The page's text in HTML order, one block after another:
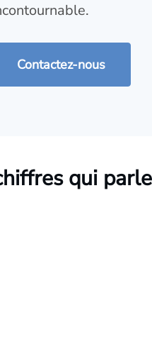
Contactez-nous
qui